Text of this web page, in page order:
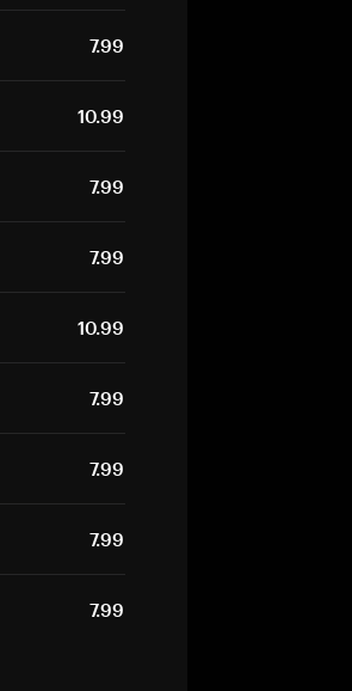
7.99
10.99
7.99
7.99
10.99
7.99
7.99
7.99
7.99